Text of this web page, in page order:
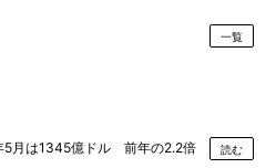
一覧
5月は1345億ドル 前年の2.2倍
読む